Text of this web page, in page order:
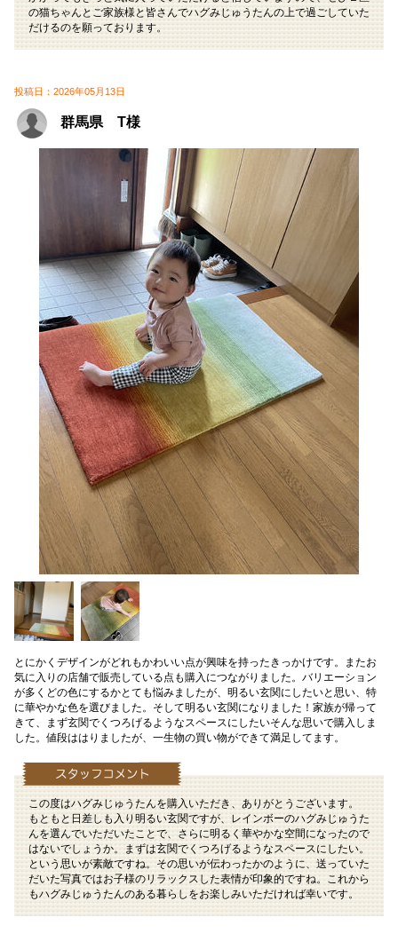
の猫ちゃんとご家族様と皆さんでハグみじゅうたんの上で過ごしていた
だけるのを願っております。
投稿日：2026年05月13日
群馬県 T様
とにかくデザインがどれもかわいい点が興味を持ったきっかけです。またお
気に入りの店舗で販売している点も購入につながりました。バリエーション
が多くどの色にするかとても悩みましたが、明るい玄関にしたいと思い、特
に華やかな色を選びました。そして明るい玄関になりました！家族が帰って
きて、まず玄関でくつろげるようなスペースにしたいそんな思いで購入しま
した。値段ははりましたが、一生物の買い物ができて満足してます。
この度はハグみじゅうたんを購入いただき、ありがとうございます。
もともと日差しも入り明るい玄関ですが、レインボーのハグみじゅうた
んを選んでいただいたことで、さらに明るく華やかな空間になったので
はないでしょうか。まずは玄関でくつろげるようなスペースにしたい。
という思いが素敵ですね。その思いが伝わったかのように、送っていた
だいた写真ではお子様のリラックスした表情が印象的ですね。これから
もハグみじゅうたんのある暮らしをお楽しみいただければ幸いです。